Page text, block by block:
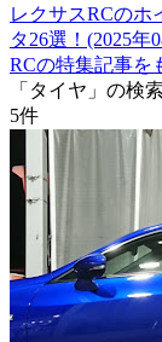
レクサスRCのホ
タ26選！(2025年
RCの特集記事を
「タイヤ」の検
5件